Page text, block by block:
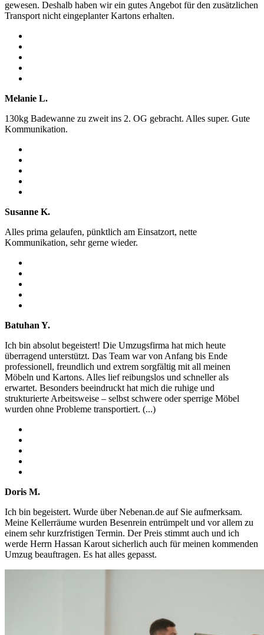
gewesen. Deshalb haben wir ein gutes Angebot für den zusätzlichen
Transport nicht eingeplanter Kartons erhalten.
Melanie L.
130kg Badewanne zu zweit ins 2. OG gebracht. Alles super. Gute
Kommunikation.
Susanne K.
Alles prima gelaufen, pünktlich am Einsatzort, nette
Kommunikation, sehr gerne wieder.
Batuhan Y.
Ich bin absolut begeistert! Die Umzugsfirma hat mich heute
überragend unterstützt. Das Team war von Anfang bis Ende
professionell, freundlich und extrem sorgfältig mit all meinen
Möbeln und Kartons. Alles lief reibungslos und schneller als
erwartet. Besonders beeindruckt hat mich die ruhige und
strukturierte Arbeitsweise – selbst schwere oder sperrige Möbel
wurden ohne Probleme transportiert. (...)
Doris M.
Ich bin begeistert. Wurde über Nebenan.de auf Sie aufmerksam.
Meine Kellerräume wurden Besenrein entrümpelt und vor allem zu
einem sehr kurzfristigen Termin. Der Preis stimmt auch und ich
werde Herrn Hassan Karout sicherlich auch für meinen kommenden
Umzug beauftragen. Es hat alles gepasst.